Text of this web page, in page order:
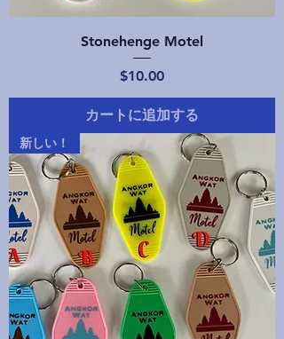
Stonehenge Motel
価格
$10.00
カートに追加する
新しい！